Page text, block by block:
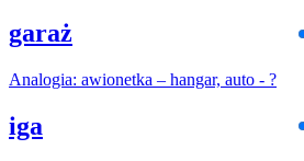
garaż
Analogia: awionetka – hangar, auto - ?
iga